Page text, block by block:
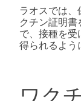
ラオスでは
クチン証明
で、接種を
得られるよう